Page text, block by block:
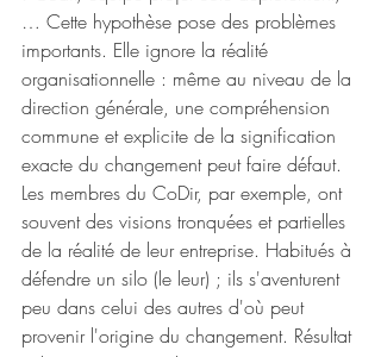
… Cette hypothèse pose des problèmes
importants. Elle ignore la réalité
organisationnelle : même au niveau de la
direction générale, une compréhension
commune et explicite de la signification
exacte du changement peut faire défaut.
Les membres du CoDir, par exemple, ont
souvent des visions tronquées et partielles
de la réalité de leur entreprise. Habitués à
défendre un silo (le leur) ; ils s'aventurent
peu dans celui des autres d'où peut
provenir l'origine du changement. Résultat